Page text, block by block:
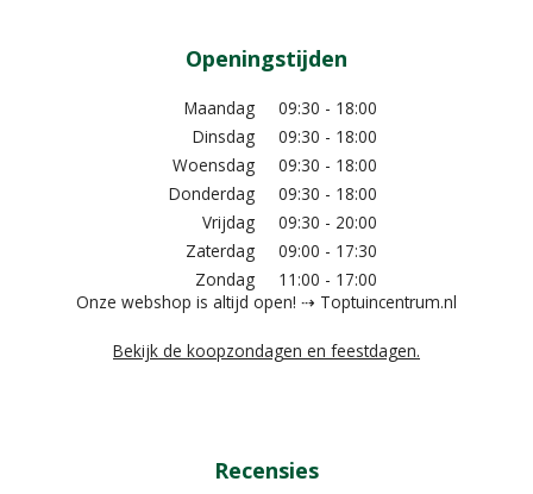
Openingstijden
Maandag
09:30 - 18:00
Dinsdag
09:30 - 18:00
Woensdag
09:30 - 18:00
Donderdag
09:30 - 18:00
Vrijdag
09:30 - 20:00
Zaterdag
09:00 - 17:30
Zondag
11:00 - 17:00
Onze webshop is altijd open! ⇢ Toptuincentrum.nl
Bekijk de koopzondagen en feestdagen.
Recensies